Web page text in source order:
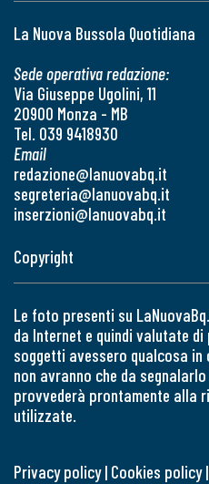
La Nuova Bussola Quotidiana
Sede operativa redazione:
Via Giuseppe Ugolini, 11
20900 Monza - MB
Tel. 039 9418930
Email
redazione@lanuovabq.it
segreteria@lanuovabq.it
inserzioni@lanuovabq.it
Copyright
Le foto presenti su
da Internet e quindi valutate
soggetti avessero qualcosa
non avranno che da
provvederà prontamente alla
utilizzate.
Privacy policy| Cookies policy|